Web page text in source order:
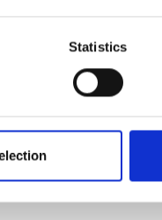
Statistics
€ 243,36
VEDI DETTAGLI